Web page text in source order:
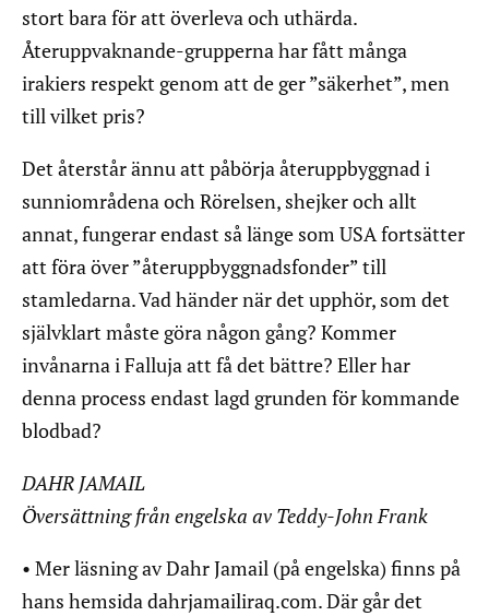
stort bara för att överleva och uthärda.
Återuppvaknande-grupperna har fått många
irakiers respekt genom att de ger ”säkerhet”, men
till vilket pris?
Det återstår ännu att påbörja återuppbyggnad i
sunniområdena och Rörelsen, shejker och allt
annat, fungerar endast så länge som USA fortsätter
att föra över ”återuppbyggnadsfonder” till
stamledarna. Vad händer när det upphör, som det
självklart måste göra någon gång? Kommer
invånarna i Falluja att få det bättre? Eller har
denna process endast lagd grunden för kommande
blodbad?
DAHR JAMAIL
Översättning från engelska av Teddy-John Frank
• Mer läsning av Dahr Jamail (på engelska) finns på
hans hemsida dahrjamailiraq.com. Där går det